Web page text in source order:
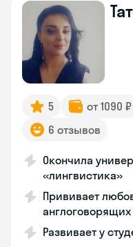
5 от 1090
6 отзывов
Окончила
«лингвистика»
Прививает
англоговорящих
Развивает у